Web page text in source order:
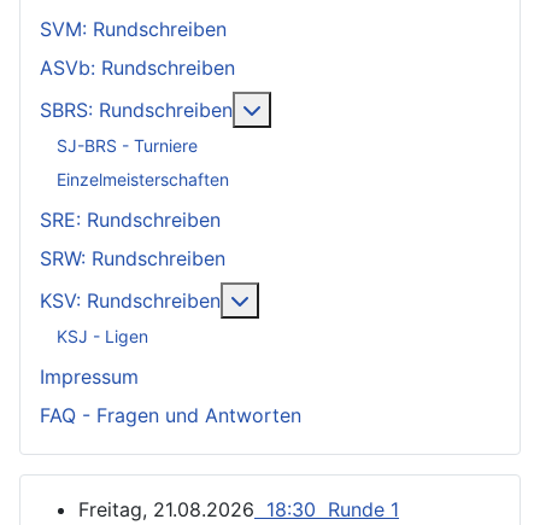
SVM: Rundschreiben
ASVb: Rundschreiben
SBRS: Rundschreiben
SJ-BRS - Turniere
Einzelmeisterschaften
SRE: Rundschreiben
SRW: Rundschreiben
KSV: Rundschreiben
KSJ - Ligen
Impressum
FAQ - Fragen und Antworten
Freitag, 21.08.2026 18:30 Runde 1